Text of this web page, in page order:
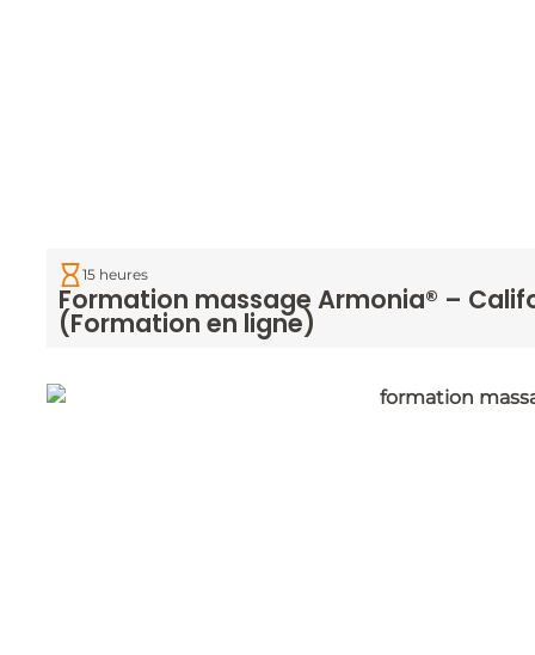
15 heures
Formation massage Armonia® –
(Formation en ligne)